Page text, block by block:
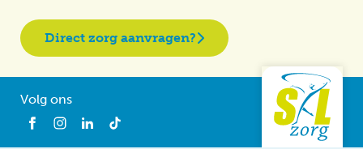
Direct zorg aanvragen?
Volg ons